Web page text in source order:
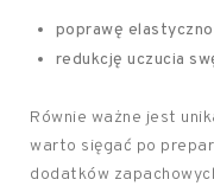
poprawę
redukcję uczucia
Równie ważne jest
warto sięgać po
dodatków